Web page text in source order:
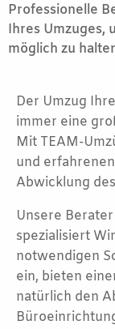
Professionelle
Ihres Umzuges,
möglich zu
Der Umzug
immer eine
Mit TEAM-
und
Abwicklung
Unsere
spezialisiert
notwendigen
ein, bieten
natürlich den